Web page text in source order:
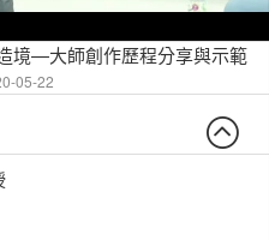
境—大師創作歷程分享與示範
05-22